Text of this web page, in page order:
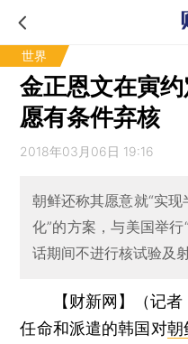
世界
金正恩文在寅
愿有条件弃核
2018年03月06日 19:16
朝鲜还称其愿意就“实
化”的方案，与美国举
话期间不进行核试验及
【财新网】（记者
任命和派遣的韩国对朝